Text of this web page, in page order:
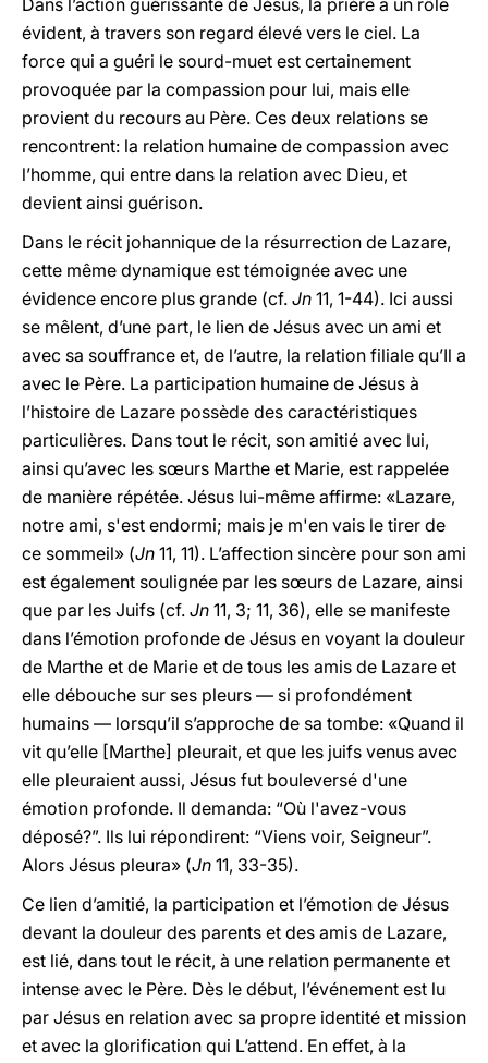
Dans l’action guérissante de Jésus, la prière a un rôle
évident, à travers son regard élevé vers le ciel. La
force qui a guéri le sourd-muet est certainement
provoquée par la compassion pour lui, mais elle
provient du recours au Père. Ces deux relations se
rencontrent: la relation humaine de compassion avec
l’homme, qui entre dans la relation avec Dieu, et
devient ainsi guérison.
Dans le récit johannique de la résurrection de Lazare,
cette même dynamique est témoignée avec une
évidence encore plus grande (cf. Jn 11, 1-44). Ici aussi
se mêlent, d’une part, le lien de Jésus avec un ami et
avec sa souffrance et, de l’autre, la relation filiale qu’Il a
avec le Père. La participation humaine de Jésus à
l’histoire de Lazare possède des caractéristiques
particulières. Dans tout le récit, son amitié avec lui,
ainsi qu’avec les sœurs Marthe et Marie, est rappelée
de manière répétée. Jésus lui-même affirme: «Lazare,
notre ami, s'est endormi; mais je m'en vais le tirer de
ce sommeil» (Jn 11, 11). L’affection sincère pour son ami
est également soulignée par les sœurs de Lazare, ainsi
que par les Juifs (cf. Jn 11, 3; 11, 36), elle se manifeste
dans l’émotion profonde de Jésus en voyant la douleur
de Marthe et de Marie et de tous les amis de Lazare et
elle débouche sur ses pleurs — si profondément
humains — lorsqu’il s’approche de sa tombe: «Quand il
vit qu’elle [Marthe] pleurait, et que les juifs venus avec
elle pleuraient aussi, Jésus fut bouleversé d'une
émotion profonde. Il demanda: “Où l'avez-vous
déposé?”. Ils lui répondirent: “Viens voir, Seigneur”.
Alors Jésus pleura» (Jn 11, 33-35).
Ce lien d’amitié, la participation et l’émotion de Jésus
devant la douleur des parents et des amis de Lazare,
est lié, dans tout le récit, à une relation permanente et
intense avec le Père. Dès le début, l’événement est lu
par Jésus en relation avec sa propre identité et mission
et avec la glorification qui L’attend. En effet, à la